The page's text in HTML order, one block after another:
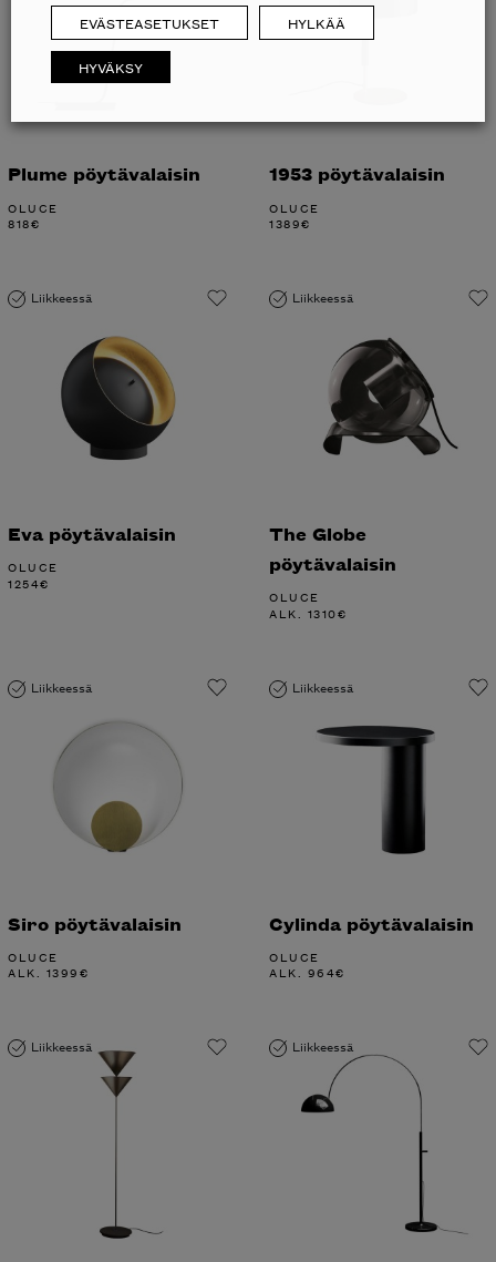
Plume pöytävalaisin
OLUCE
818€
1953 pöytävalaisin
OLUCE
1389€
Liikkeessä
Eva pöytävalaisin
OLUCE
1254€
Liikkeessä
The Globe
pöytävalaisin
OLUCE
ALK. 1310€
Liikkeessä
Siro pöytävalaisin
OLUCE
ALK. 1399€
Liikkeessä
Cylinda pöytävalaisin
OLUCE
ALK. 964€
Liikkeessä Liikkeessä
EVÄSTEASETUKSET HYLKÄÄ
HYVÄKSY